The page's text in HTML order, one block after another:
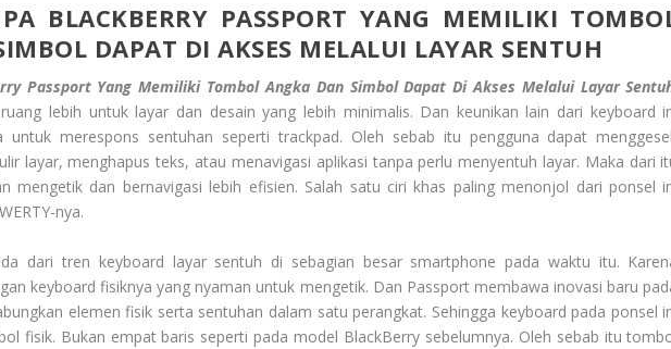
BLACKBERRY PASSPORT YANG MEMILIKI
DAPAT DI AKSES MELALUI LAYAR SENTUH
Passport Yang Memiliki Tombol Angka Dan Simbol Dapat Di Akses Melalui Layar
lebih untuk layar dan desain yang lebih minimalis. Dan keunikan lain dari keyboard
untuk merespons sentuhan seperti trackpad. Oleh sebab itu pengguna dapat
layar, menghapus teks, atau menavigasi aplikasi tanpa perlu menyentuh layar. Maka dari
mengetik dan bernavigasi lebih efisien. Salah satu ciri khas paling menonjol dari ponsel
nya.
dari tren keyboard layar sentuh di sebagian besar smartphone pada waktu itu.
keyboard fisiknya yang nyaman untuk mengetik. Dan Passport membawa inovasi baru
elemen fisik serta sentuhan dalam satu perangkat. Sehingga keyboard pada ponsel
fisik. Bukan empat baris seperti pada model BlackBerry sebelumnya. Oleh sebab itu